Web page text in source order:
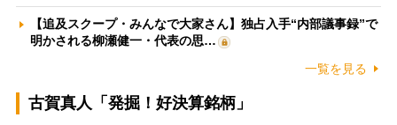
【追及スクープ・みんなで大家さん】独占入手“内部議事録”で
明かされる柳瀬健一・代表の思…
一覧を見る
古賀真人「発掘！好決算銘柄」